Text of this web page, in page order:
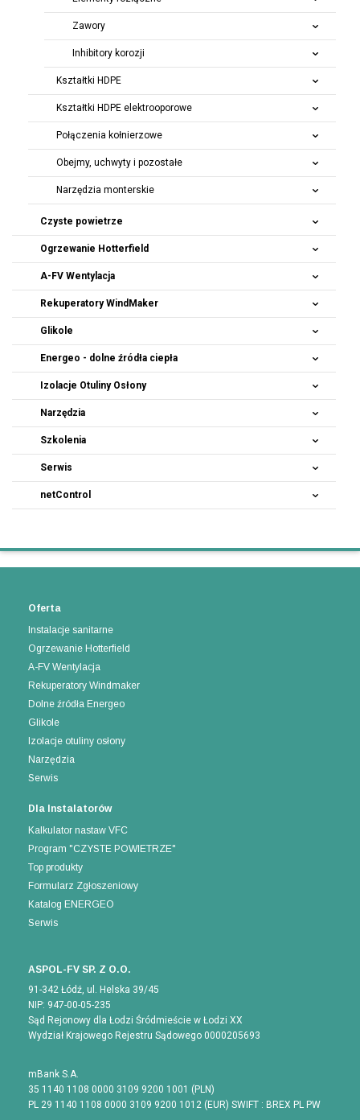
Zawory
Inhibitory korozji
Kształtki HDPE
Kształtki HDPE elektrooporowe
Połączenia kołnierzowe
Obejmy, uchwyty i pozostałe
Narzędzia monterskie
Czyste powietrze
Ogrzewanie Hotterfield
A-FV Wentylacja
RekuperatoryWindMaker
Glikole
Energeo - dolne źródła ciepła
Izolacje Otuliny Osłony
Narzędzia
Szkolenia
Serwis
netControl
Oferta
Instalacje sanitarne
Ogrzewanie Hotterfield
A-FV Wentylacja
Rekuperatory Windmaker
Dolne źródła Energeo
Glikole
Izolacje otuliny osłony
Narzędzia
Serwis
Dla Instalatorów
Kalkulator nastaw VFC
Program "CZYSTE POWIETRZE"
Top produkty
Formularz Zgłoszeniowy
Katalog ENERGEO
Serwis
ASPOL-FV SP. Z O.O.
91-342 Łódź, ul. Helska 39/45
NIP: 947-00-05-235
Sąd Rejonowy dla Łodzi Śródmieście w Łodzi XX
Wydział Krajowego Rejestru Sądowego 0000205693
mBank S.A.
35 1140 1108 0000 3109 9200 1001 (PLN)
PL 29 1140 1108 0000 3109 9200 1012 (EUR) SWIFT : BREX PL PW